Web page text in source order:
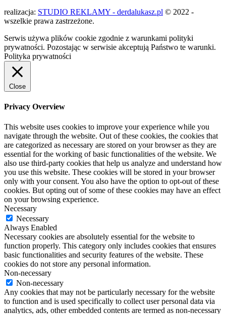
realizacja: STUDIO REKLAMY - derdalukasz.pl © 2022 -
wszelkie prawa zastrzeżone.
Serwis używa plików cookie zgodnie z warunkami polityki
prywatności. Pozostając w serwisie akceptują Państwo te warunki.
Polityka prywatności
Close
Privacy Overview
This website uses cookies to improve your experience while you
navigate through the website. Out of these cookies, the cookies that
are categorized as necessary are stored on your browser as they are
essential for the working of basic functionalities of the website. We
also use third-party cookies that help us analyze and understand how
you use this website. These cookies will be stored in your browser
only with your consent. You also have the option to opt-out of these
cookies. But opting out of some of these cookies may have an effect
on your browsing experience.
Necessary
Necessary
Always Enabled
Necessary cookies are absolutely essential for the website to
function properly. This category only includes cookies that ensures
basic functionalities and security features of the website. These
cookies do not store any personal information.
Non-necessary
Non-necessary
Any cookies that may not be particularly necessary for the website
to function and is used specifically to collect user personal data via
analytics, ads, other embedded contents are termed as non-necessary